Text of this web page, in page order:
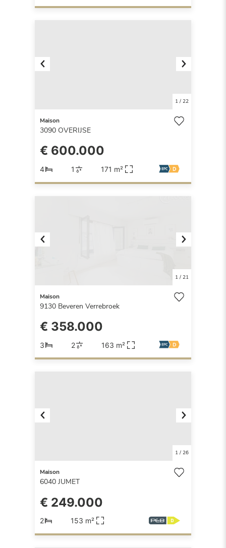
Next
1/ 22
Maison
3090 OVERIJSE
€ 600.000
4 1 171 m²
Previous Next
1/ 21
Maison
9130 Beveren Verrebroek
€ 358.000
3 2 163 m²
Next
1/ 26
Maison
6040 JUMET
€ 249.000
2 153 m²